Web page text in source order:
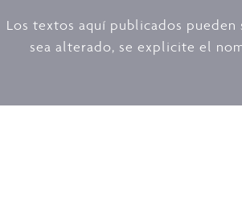
Los textos aquí publicados
sea alterado, se explicite el